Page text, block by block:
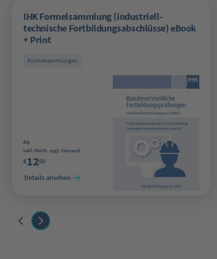
IHK Formelsammlung (industriell-
technische Fortbildungsabschlüsse) eBook
+ Print
Formelsammlungen
Regulärer Preis:
Ab
inkl. MwSt. zzgl. Versand
€1290
Details ansehen